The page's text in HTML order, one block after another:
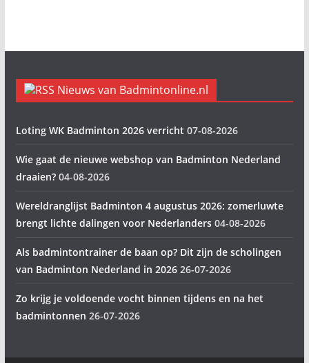
Nieuws van Badmintonline.nl
Loting WK Badminton 2026 verricht 07-08-2026
Wie gaat de nieuwe webshop van Badminton Nederland
draaien? 04-08-2026
Wereldranglijst Badminton 4 augustus 2026: zomerluwte
brengt lichte dalingen voor Nederlanders 04-08-2026
Als badmintontrainer de baan op? Dit zijn de scholingen
van Badminton Nederland in 2026 26-07-2026
Zo krijg je voldoende vocht binnen tijdens en na het
badmintonnen 26-07-2026